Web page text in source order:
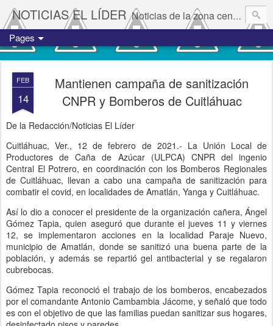
NOTICIAS EL LÍDER Noticias de la zona centro del estado de Veracruz.
Pages
FEB
14
Mantienen campaña de sanitización
CNPR y Bomberos de Cuitláhuac
De la Redacción/Noticias El Líder
Cuitláhuac, Ver., 12 de febrero de 2021.- La Unión Local de
Productores de Caña de Azúcar (ULPCA) CNPR del ingenio
Central El Potrero, en coordinación con los Bomberos Regionales
de Cuitláhuac, llevan a cabo una campaña de sanitización para
combatir el covid, en localidades de Amatlán, Yanga y Cuitláhuac.
Así lo dio a conocer el presidente de la organización cañera, Ángel
Gómez Tapia, quien aseguró que durante el jueves 11 y viernes
12, se implementaron acciones en la localidad Paraje Nuevo,
municipio de Amatlán, donde se sanitizó una buena parte de la
población, y además se repartió gel antibacterial y se regalaron
cubrebocas.
Gómez Tapia reconoció el trabajo de los bomberos, encabezados
por el comandante Antonio Cambambia Jácome, y señaló que todo
es con el objetivo de que las familias puedan sanitizar sus hogares,